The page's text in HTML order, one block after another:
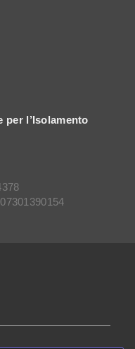
per l’Isolamento